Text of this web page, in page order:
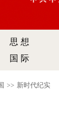
思 想
国 际
>> 新时代纪实